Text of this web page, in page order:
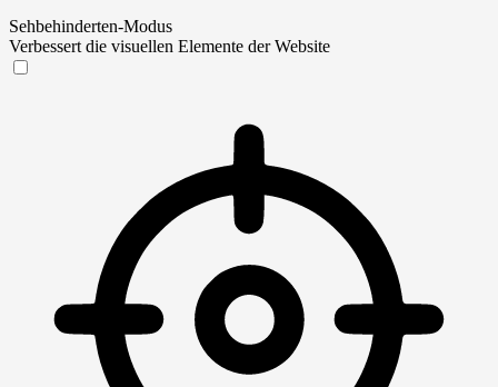
Sehbehinderten-Modus
Verbessert die visuellen Elemente der Website